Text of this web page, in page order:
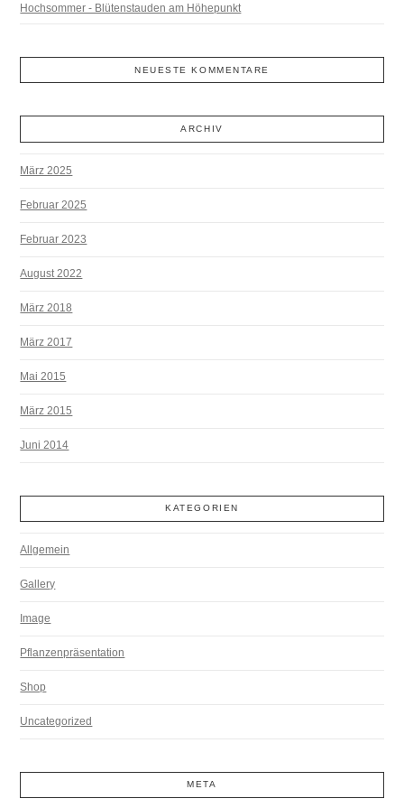
Hochsommer - Blütenstauden am Höhepunkt
NEUESTE KOMMENTARE
ARCHIV
März 2025
Februar 2025
Februar 2023
August 2022
März 2018
März 2017
Mai 2015
März 2015
Juni 2014
KATEGORIEN
Allgemein
Gallery
Image
Pflanzenpräsentation
Shop
Uncategorized
META